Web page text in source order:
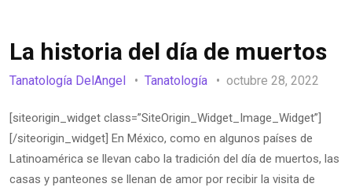
La historia del día de muertos
Tanatología DelAngel Tanatología octubre 28, 2022
[siteorigin_widget class=”SiteOrigin_Widget_Image_Widget”]
[/siteorigin_widget] En México, como en algunos países de
Latinoamérica se llevan cabo la tradición del día de muertos, las
casas y panteones se llenan de amor por recibir la visita de